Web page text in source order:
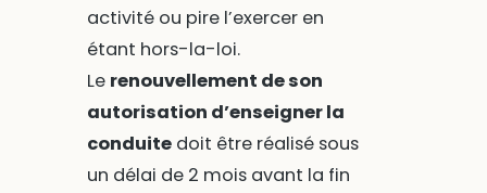
activité ou pire l’exercer en
étant hors-la-loi.
Le renouvellement de son
autorisation d’enseigner la
conduitedoit être réalisé sous
un délai de 2 mois avant la fin